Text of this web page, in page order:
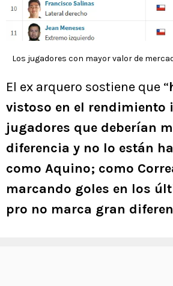
Los jugadores con mayor valor de
El ex arquero sostiene que “
vistoso en el rendimiento
jugadores que deberían
diferencia y no lo están
como Aquino; como
marcando goles en los
pro no marca gran